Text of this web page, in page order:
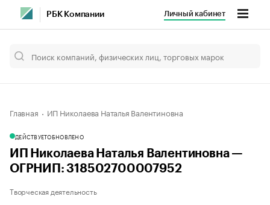
РБК Компании Личный кабинет
Главная ИП Николаева Наталья Валентиновна
ДЕЙСТВУЕТОБНОВЛЕНО
ИП Николаева Наталья Валентиновна —
ОГРНИП: 318502700007952
Творческая деятельность